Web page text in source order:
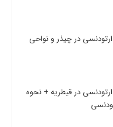
در چیذر و نواحی
در قیطریه + نحوه